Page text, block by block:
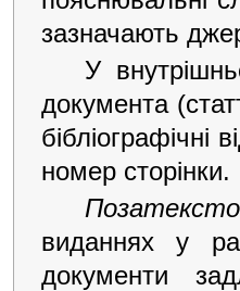
зазначають
У
документа
бібліографічні
номер сторінки.
виданнях у
документи